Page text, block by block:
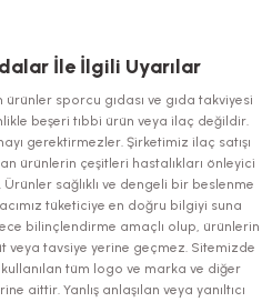
ederiz.
görüntülenemiyor.
bulunuyor.
olmalı.
İle İlgili Uyarılar
sporcu gıdası ve gıda takviyesi
beşeri tıbbi ürün veya ilaç değildir.
gerektirmezler. Şirketimiz ilaç satışı
ürünlerin çeşitleri hastalıkları önleyici
sağlıklı ve dengeli bir beslenme
tüketiciye en doğru bilgiyi suna
bilinçlendirme amaçlı olup, ürünlerin
veya tavsiye yerine geçmez. Sitemizde
tüm logo ve marka ve diğer
aittir. Yanlış anlaşılan veya yanıltıcı